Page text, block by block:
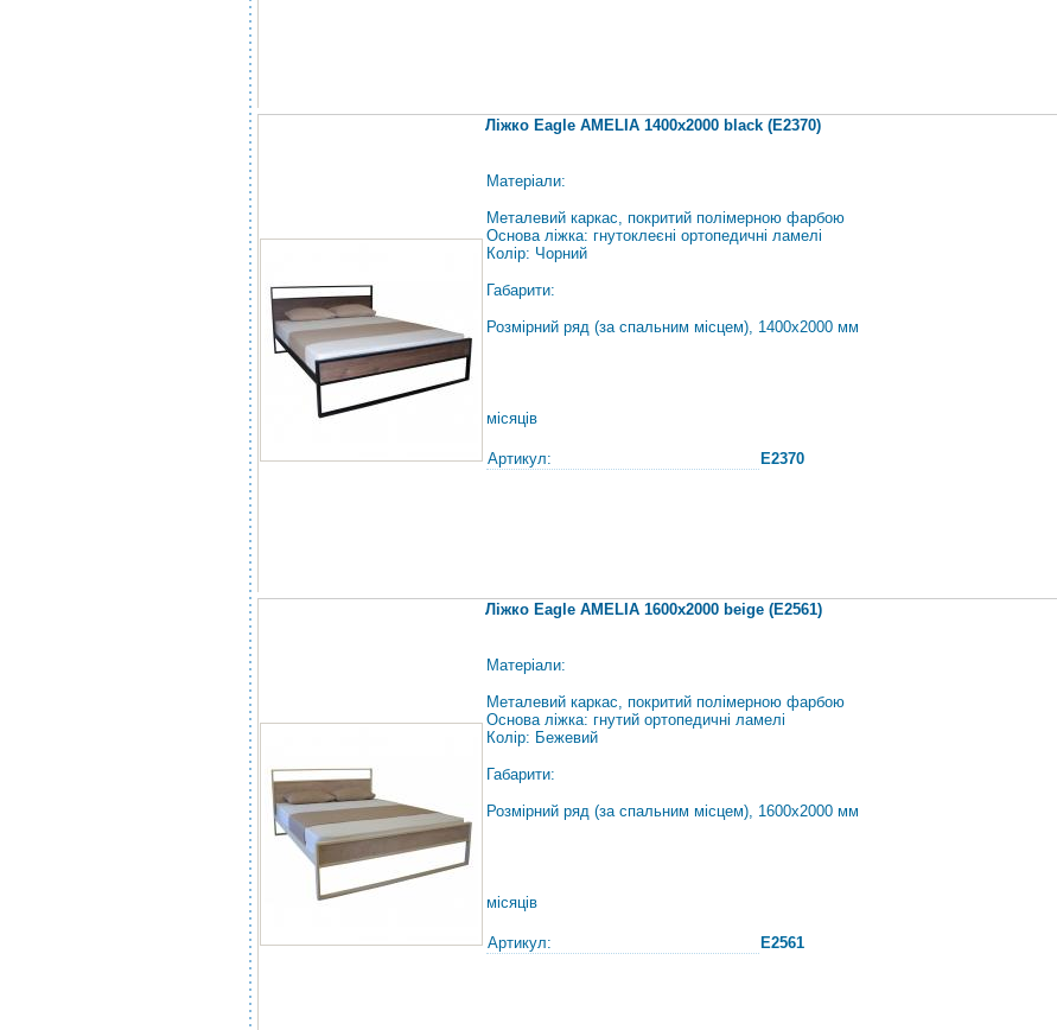
Ліжко Eagle AMELIA 1400х2000 black (E2370)
Матеріали:
Металевий каркас, покритий полімерною фарбою
Основа ліжка: гнутоклеєні ортопедичні ламелі
Колір: Чорний
Габарити:
Розмірний ряд (за спальним місцем), 1400х2000 мм
місяців
Артикул: E2370
Ліжко Eagle AMELIA 1600х2000 beige (E2561)
Матеріали:
Металевий каркас, покритий полімерною фарбою
Основа ліжка: гнутий ортопедичні ламелі
Колір: Бежевий
Габарити:
Розмірний ряд (за спальним місцем), 1600х2000 мм
місяців
Артикул: E2561